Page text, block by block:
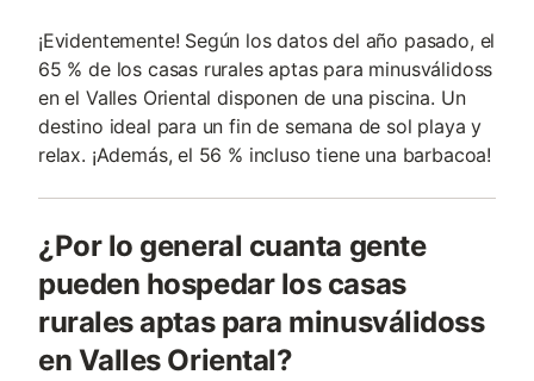
¡Evidentemente! Según los datos del año pasado, el
65 % de los casas rurales aptas para minusválidoss
en el Valles Oriental disponen de una piscina. Un
destino ideal para un fin de semana de sol playa y
relax. ¡Además, el 56 % incluso tiene una barbacoa!
¿Por lo general cuanta gente
pueden hospedar los casas
rurales aptas para minusválidoss
en Valles Oriental?